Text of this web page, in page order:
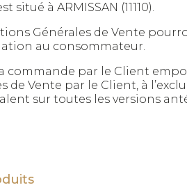
situé à ARMISSAN (11110).
Générales de Vente
au consommateur.
commande par le Client
de Vente par le Client, à
sur toutes les versions